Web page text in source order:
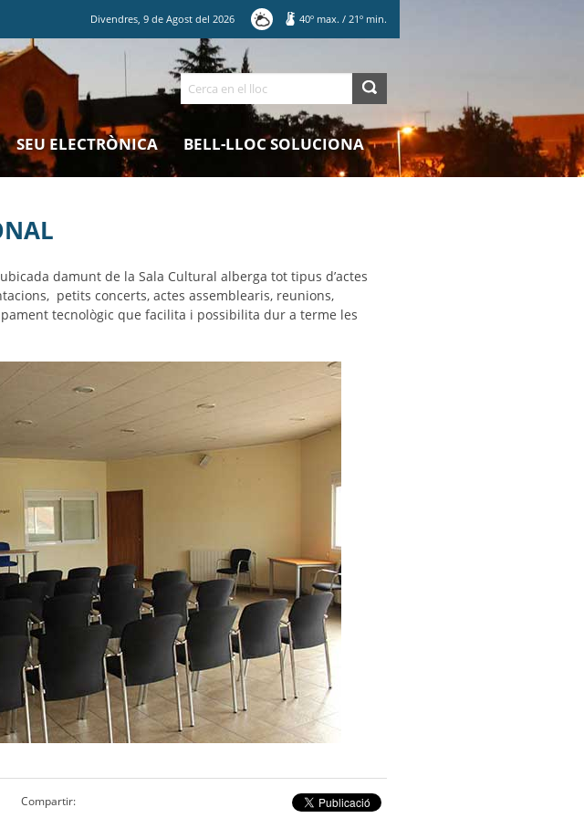
Divendres,9 deAgost del2026 40º max. / 21º min.
Cerca
SEU ELECTRÒNICA BELL-LLOC SOLUCIONA
damunt de la Sala Cultural alberga tot tipus d’actes
petits concerts, actes assemblearis, reunions,
tecnològic que facilita i possibilita dur a terme les
Compartir: